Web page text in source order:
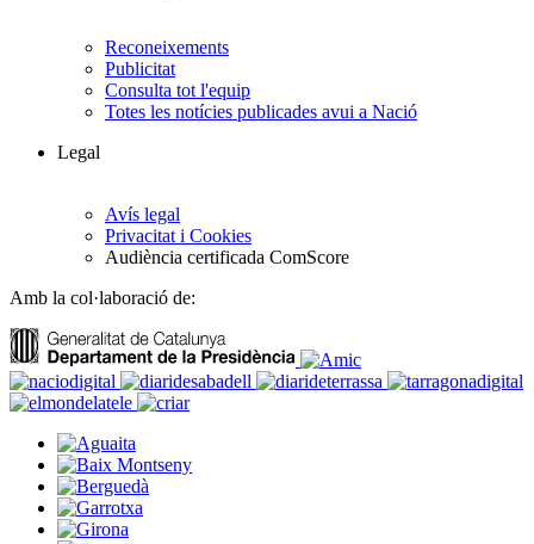
Reconeixements
Publicitat
Consulta tot l'equip
Totes les notícies publicades avui a Nació
Legal
Avís legal
Privacitat i Cookies
Audiència certificada ComScore
Amb la col·laboració de: